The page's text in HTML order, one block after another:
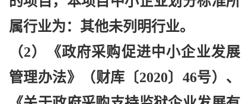
属行业为：其他未列明行业。
（2）《政府采购促进中小企业发展
管理办法》（财库〔2020〕46号）、